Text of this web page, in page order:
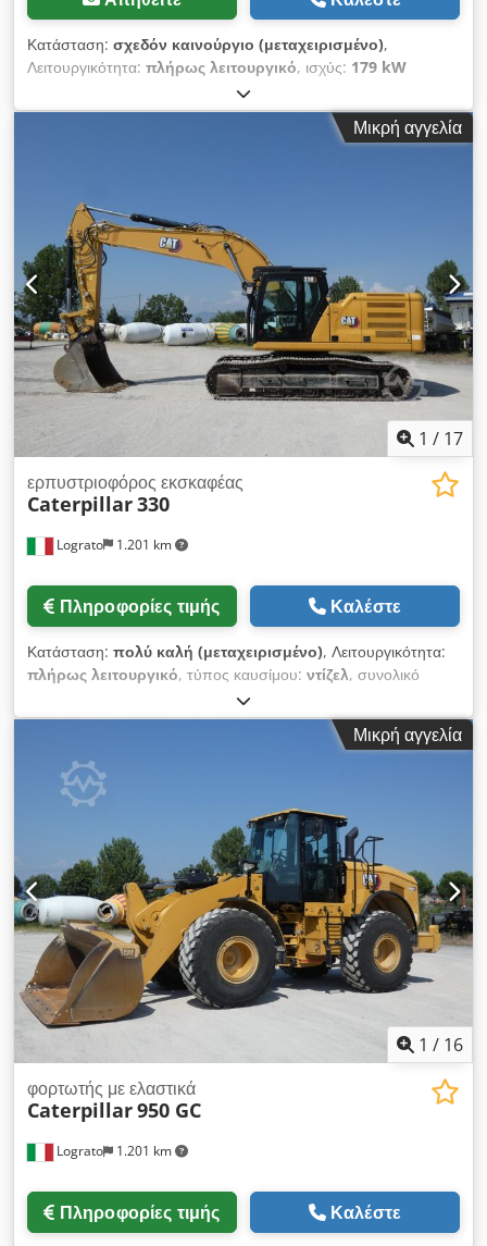
Κατάσταση: σχεδόν καινούργιο (μεταχειρισμένο),
Λειτουργικότητα: πλήρως λειτουργικό, ισχύς: 179 kW
, όγκος κάδου:2,6 m³
2010, αριθμός μηχανήματος/οχήματος:CAT0329ECTST00255,
ΑΡΙΣΤΗ ΚΑΤΑΣΤΑΣΗ Djdpfx Ajzkq Dfsm Hsck Μικρή αγγελία
1 / 17
Lograto 1.201 km
ερπυστριοφόρος εκσκαφέας
Caterpillar330
Πληροφορίες τιμής Καλέστε
Κατάσταση: πολύ καλή (μεταχειρισμένο), Λειτουργικότητα:
πλήρως λειτουργικό, τύπος καυσίμου: ντίζελ, συνολικό
, Έτος κατασκευής:
αλυσίδες από χάλυβα, καμπίνα, Εκσκαφέας CATERPILLAR
330, έτος κατασκευής 2021, με 8699 ώρες λειτουργίας, βάρος
30800 κιλά, ισχύς 205 kW, εξοπλισμένος με υδραυλικό σφυρί/
λαβίδα, σύστημα γρήγορης αλλαγής εργαλείων, βαλβίδες
ασφάλισης, με την αρχική του βαφή, χωρίς εμφανείς
συγκολλήσεις. Dcsdpfx Aszrtluem Hsk
Μικρή αγγελία
1 / 16
Lograto 1.201 km
φορτωτής με ελαστικά
Caterpillar950 GC
Πληροφορίες τιμής Καλέστε